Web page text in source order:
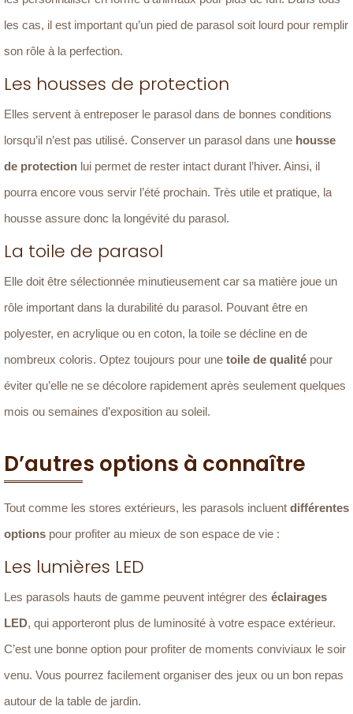
les cas, il est important qu’un pied de parasol soit lourd pour remplir
son rôle à la perfection.
Les housses de protection
Elles servent à entreposer le parasol dans de bonnes conditions
lorsqu’il n’est pas utilisé. Conserver un parasol dans une housse
de protection lui permet de rester intact durant l’hiver. Ainsi, il
pourra encore vous servir l’été prochain. Très utile et pratique, la
housse assure donc la longévité du parasol.
La toile de parasol
Elle doit être sélectionnée minutieusement car sa matière joue un
rôle important dans la durabilité du parasol. Pouvant être en
polyester, en acrylique ou en coton, la toile se décline en de
nombreux coloris. Optez toujours pour une toile de qualité pour
éviter qu’elle ne se décolore rapidement après seulement quelques
mois ou semaines d’exposition au soleil.
D’autres options à connaître
Tout comme les stores extérieurs, les parasols incluent différentes
options pour profiter au mieux de son espace de vie :
Les lumières LED
Les parasols hauts de gamme peuvent intégrer des éclairages
LED, qui apporteront plus de luminosité à votre espace extérieur.
C’est une bonne option pour profiter de moments conviviaux le soir
venu. Vous pourrez facilement organiser des jeux ou un bon repas
autour de la table de jardin.